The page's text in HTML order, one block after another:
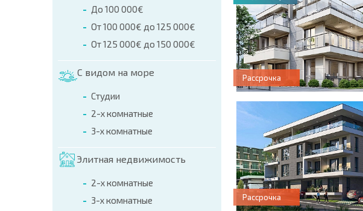
До 100 000€
От 100 000€ до 125 000€
От 125 000€ до 150 000€
С видом на море
Студии
2-х комнатные
3-х комнатные
Элитная недвижимость
2-х комнатные
3-х комнатные
Рассрочка
Рассрочка